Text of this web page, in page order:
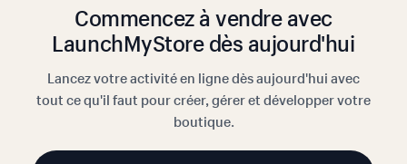
Commencez à vendre avec
LaunchMyStore dès aujourd'hui
Lancez votre activité en ligne dès aujourd'hui avec
tout ce qu'il faut pour créer, gérer et développer votre
boutique.